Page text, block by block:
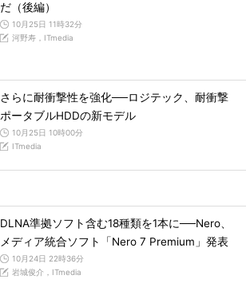
だ（後編）
10月25日 11時32分
河野寿，ITmedia
さらに耐衝撃性を強化──ロジテック、耐衝撃
ポータブルHDDの新モデル
10月25日 10時00分
ITmedia
DLNA準拠ソフト含む18種類を1本に──Nero、
メディア統合ソフト「Nero 7 Premium」発表
10月24日 22時36分
岩城俊介，ITmedia